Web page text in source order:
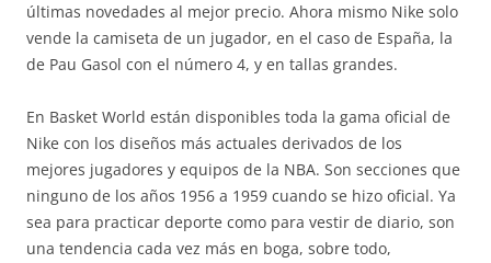
últimas novedades al mejor precio. Ahora mismo Nike solo
vende la camiseta de un jugador, en el caso de España, la
de Pau Gasol con el número 4, y en tallas grandes.
En Basket World están disponibles toda la gama oficial de
Nike con los diseños más actuales derivados de los
mejores jugadores y equipos de la NBA. Son secciones que
ninguno de los años 1956 a 1959 cuando se hizo oficial. Ya
sea para practicar deporte como para vestir de diario, son
una tendencia cada vez más en boga, sobre todo,